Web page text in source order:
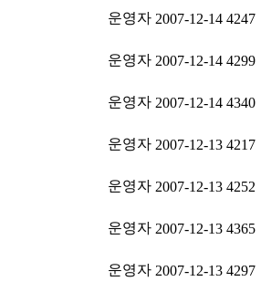
운영자 2007-12-14 4247
운영자 2007-12-14 4299
운영자 2007-12-14 4340
운영자 2007-12-13 4217
운영자 2007-12-13 4252
운영자 2007-12-13 4365
운영자 2007-12-13 4297